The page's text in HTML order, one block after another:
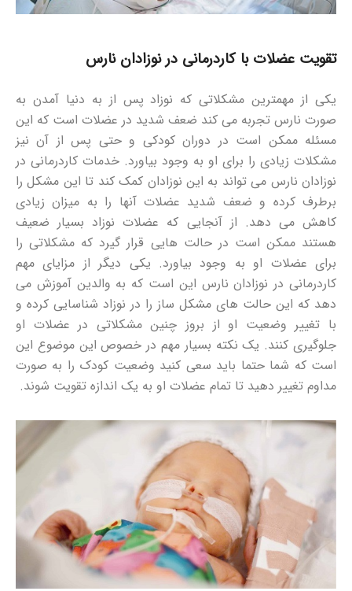
تقویت عضلات با کاردرمانی در نوزادان نارس
یکی از مهمترین مشکلاتی که نوزاد پس از به دنیا آمدن به
صورت نارس تجربه می کند ضعف شدید در عضلات است که این
مسئله ممکن است در دوران کودکی و حتی پس از آن نیز
مشکلات زیادی را برای او به وجود بیاورد. خدمات کاردرمانی در
نوزادان نارس می تواند به این نوزادان کمک کند تا این مشکل را
برطرف کرده و ضعف شدید عضلات آنها را به میزان زیادی
کاهش می دهد. از آنجایی که عضلات نوزاد بسیار ضعیف
هستند ممکن است در حالت هایی قرار گیرد که مشکلاتی را
برای عضلات او به وجود بیاورد. یکی دیگر از مزایای مهم
کاردرمانی در نوزادان نارس این است که به والدین آموزش می
دهد که این حالت های مشکل ساز را در نوزاد شناسایی کرده و
با تغییر وضعیت او از بروز چنین مشکلاتی در عضلات او
جلوگیری کنند. یک نکته بسیار مهم در خصوص این موضوع این
است که شما حتما باید سعی کنید وضعیت کودک را به صورت
مداوم تغییر دهید تا تمام عضلات او به یک اندازه تقویت شوند.